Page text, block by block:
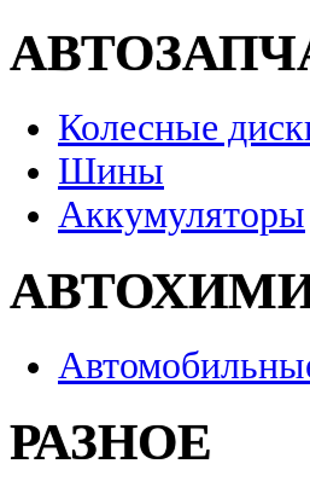
Колесные
Шины
Аккумуляторы
РАЗНОЕ